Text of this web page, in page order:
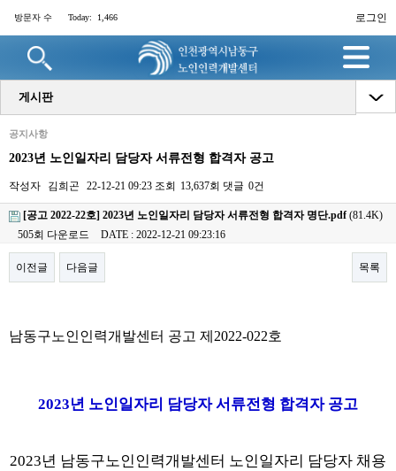
로그인
방문자 수 Today: 1,466
게시판
공지사항
2023년 노인일자리 담당자 서류전형 합격자 공고
작성자 김희곤 22-12-21 09:23 조회 13,637회 댓글 0건
[공고 2022-22호] 2023년 노인일자리 담당자 서류전형 합격자 명단.pdf(81.4K)
505회 다운로드
DATE : 2022-12-21 09:23:16
이전글 다음글 목록
남동구노인인력개발센터 공고 제2022-022호
2023년 노인일자리 담당자 서류전형 합격자 공고
2023년 남동구노인인력개발센터 노인일자리 담당자 채용